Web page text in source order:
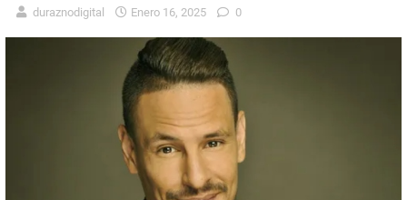
duraznodigital Enero 16, 2025 0